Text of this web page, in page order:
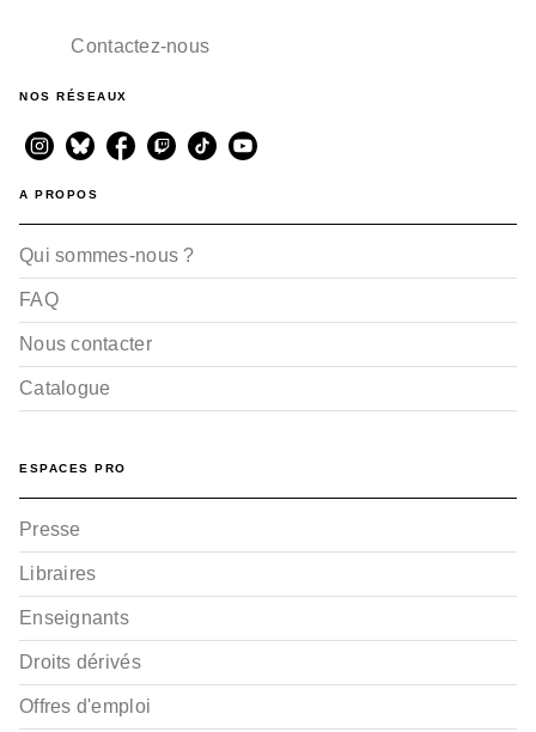
Contactez-nous
NOS RÉSEAUX
A PROPOS
Qui sommes-nous ?
FAQ
Nous contacter
Catalogue
ESPACES PRO
Presse
Libraires
Enseignants
Droits dérivés
Offres d'emploi